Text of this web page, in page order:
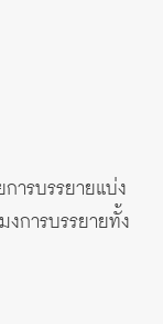
ารบรรยายแบ่ง
งการบรรยายทั้ง